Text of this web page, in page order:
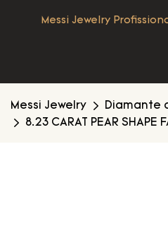
Messi Jewelry
Messi Jewelry Diamante
8.23 CARAT PEAR SHAPE